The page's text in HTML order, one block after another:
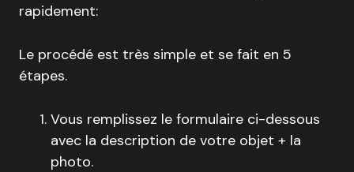
rapidement:
Le procédé est très simple et se fait en 5
étapes.
Vous remplissez le formulaire ci-dessous
avec la description de votre objet + la
photo.